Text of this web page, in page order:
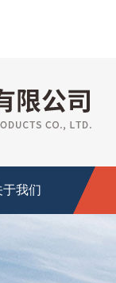
于我们